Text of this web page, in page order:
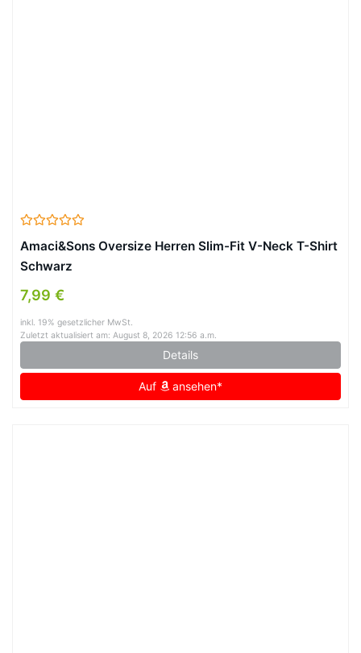
Amaci&Sons Oversize Herren Slim-Fit V-Neck T-Shirt
Schwarz
7,99 €
inkl. 19% gesetzlicher MwSt.
Zuletzt aktualisiert am: August 8, 2026 12:56 a.m.
Details
Auf ansehen*